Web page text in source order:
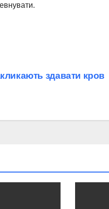
здавати кров